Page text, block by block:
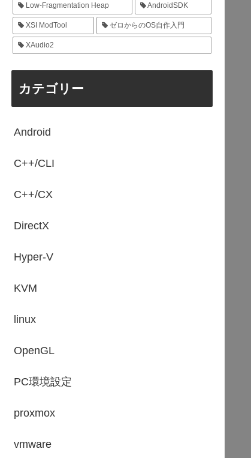
Low-Fragmentation Heap AndroidSDK
XSI ModTool ゼロからのOS自作入門
XAudio2
カテゴリー
Android
C++/CLI
C++/CX
DirectX
Hyper-V
KVM
linux
OpenGL
PC環境設定
proxmox
vmware